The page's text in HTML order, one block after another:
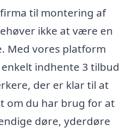
til montering af
ikke at være en
Med vores platform
indhente 3 tilbud
der er klar til at
om du har brug for at
døre, yderdøre